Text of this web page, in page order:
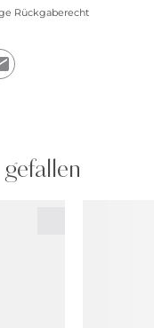
Rückgaberecht